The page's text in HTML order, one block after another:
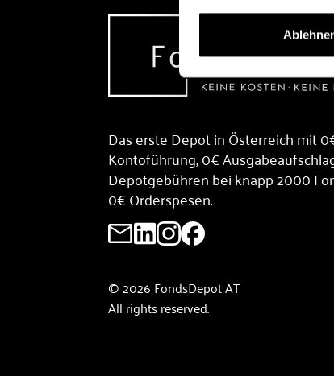
Das erste Depot in Österreich mit
Kontoführung, 0€
Depotgebühren bei knapp 2000
0€ Orderspesen.
© 2026 FondsDepot AT
All rights reserved.